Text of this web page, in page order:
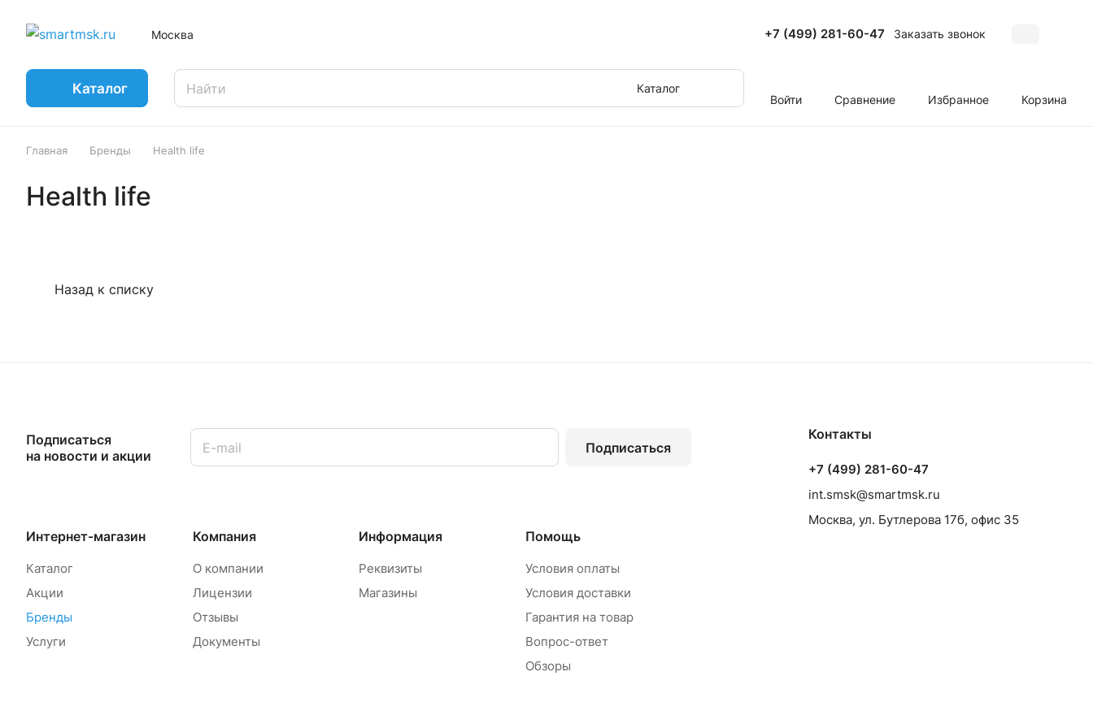
Москва +7 (499) 281-60-47 Заказать звонок
Каталог
Каталог
Войти
Сравнение Избранное Корзина
Главная Бренды Health life
Health life
Назад к списку
Подписаться
на новости и акции
Подписаться
Интернет-магазин
Каталог
Акции
Бренды
Услуги
Компания
О компании
Лицензии
Отзывы
Документы
Информация
Реквизиты
Магазины
Помощь
Условия оплаты
Условия доставки
Гарантия на товар
Вопрос-ответ
Обзоры
Контакты
+7 (499) 281-60-47
int.smsk@smartmsk.ru
Москва, ул. Бутлерова 17б, офис 35